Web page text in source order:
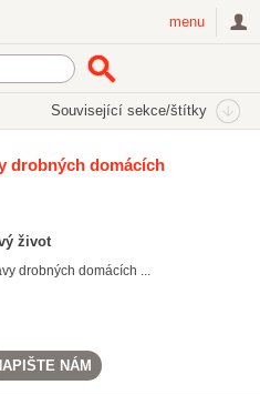
menu
Související sekce/štítky
Všechny související štítky
drobných domácích
život
drobných domácích ...
NÁM